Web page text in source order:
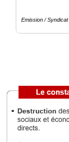
Prémium
éditeur
Emission /